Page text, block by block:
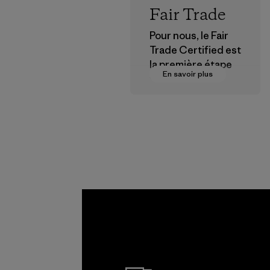
En savoir plus
Fair Trade
Pour nous, le Fair
Trade Certified est
la première étape
vers des